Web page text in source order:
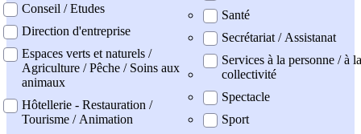
Conseil / Etudes
Direction d'entreprise
Espaces verts et naturels /
Agriculture / Pêche / Soins aux
animaux
Hôtellerie - Restauration /
Tourisme / Animation
Santé
Secrétariat / Assistanat
Services à la personne / à la
collectivité
Spectacle
Sport